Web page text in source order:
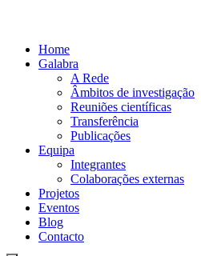
Home
Galabra
A Rede
Âmbitos de investigação
Reuniões científicas
Transferência
Publicações
Equipa
Integrantes
Colaborações externas
Projetos
Eventos
Blog
Contacto